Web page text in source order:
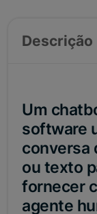
Descrição
Um
software
conversa
ou texto
fornecer
agente